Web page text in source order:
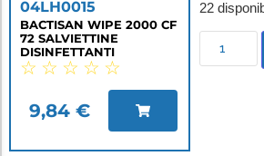
04LH0015
BACTISAN WIPE 2000 CF
72 SALVIETTINE
DISINFETTANTI
☆ ☆ ☆ ☆ ☆
9,84 €
22